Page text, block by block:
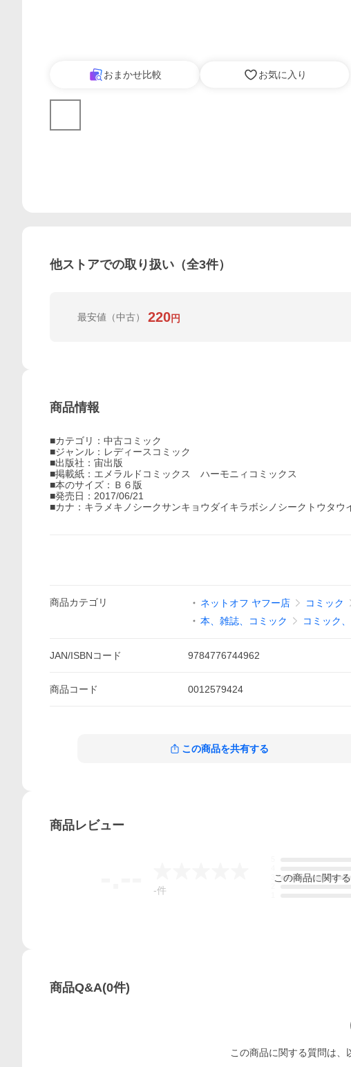
おまかせ比較 お気に入り
他ストアでの取り扱い（全3件）
最安値 （中古） 220円
商品情報
■カテゴリ：中古コミック
■ジャンル：レディースコミック
■出版社：宙出版
■掲載紙：エメラルドコミックス ハーモニィコミックス
■本のサイズ：Ｂ６版
■発売日：2017/06/21
■カナ：キラメキノシークサンキョウダイキラボシノシークトウタウ
商品カテゴリ ネットオフ ヤフー店 コミック
本、雑誌、コミック
コミック
JAN/ISBNコード 9784776744962
商品コード 0012579424
この商品を共有する
商品レビュー
-件
この商品に関す
商品Q&A(0件)
この商品に関する質問は、